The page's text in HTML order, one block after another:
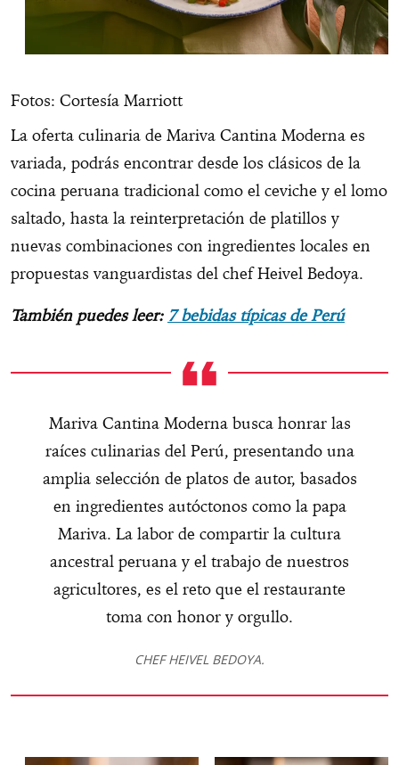
Fotos: Cortesía Marriott
La oferta culinaria de Mariva Cantina Moderna es
variada, podrás encontrar desde los clásicos de la
cocina peruana tradicional como el ceviche y el lomo
saltado, hasta la reinterpretación de platillos y
nuevas combinaciones con ingredientes locales en
propuestas vanguardistas del chef Heivel Bedoya.
También puedes leer: 7 bebidas típicas de Perú
Mariva Cantina Moderna busca honrar las
raíces culinarias del Perú, presentando una
amplia selección de platos de autor, basados
en ingredientes autóctonos como la papa
Mariva. La labor de compartir la cultura
ancestral peruana y el trabajo de nuestros
agricultores, es el reto que el restaurante
toma con honor y orgullo.
CHEF HEIVEL BEDOYA.